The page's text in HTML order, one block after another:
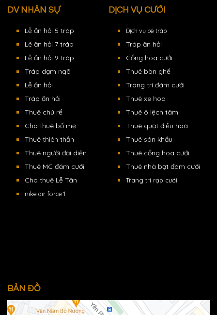
DV NHÂN SỰ
Lễ ăn hỏi 5 tráp
Lê ăn hỏi 7 tráp
Lễ ăn hỏi 9 tráp
Tráp dạm ngõ
Lễ ăn hỏi
Tráp ăn hỏi
Thuê chú rể
Cho thuê bố mẹ
Thuê thiên thần
Thuê người đại diện
Thuê MC đám cưới
Cho thuê Lễ Tân
nike air force 1
DỊCH VỤ CƯỚI
Dịch vụ bê tráp
Tráp ăn hỏi
Cổng hoa cưới
Thuê bàn ghế
Trang trí đám cưới
Thuê xe hoa
Thuê ô lệch tâm
Thuê quạt điều hoà
Thuê sân khấu
Thuê cổng hoa cưới
Thuê nhà bạt đám cưới
Trang trí rạp cưới
BẢN ĐỒ